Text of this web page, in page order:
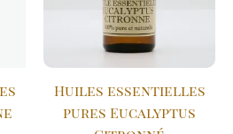
Huiles essentielles
pures Eucalyptus